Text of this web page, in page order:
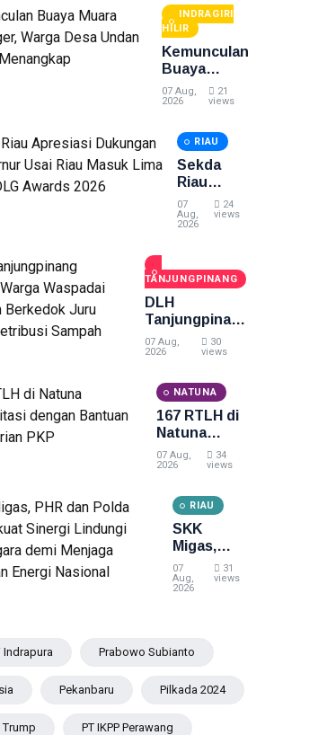
hingga
Tewas di
Pekanbaru
INDRAGIRI
HILIR
Kemunculan
Buaya
Muara Bikin
Geger,
Undan
Berhasil
Menangkap
07 Aug,
2026
21
views
RIAU
Sekda
Riau
Apresiasi
Dukungan
Usai Riau
Masuk
Besar
ADLG
Awards
07
Aug,
2026
24
views
TANJUNGPINANG
DLH
Tanjungpinang
Ingatkan
Warga
Penipuan
Berkedok Juru
Pungut
Retribusi
Sampah
07 Aug,
2026
30
views
NATUNA
167 RTLH di
Natuna
Direhabilitasi
dengan
Kementerian
PKP
07 Aug,
2026
34
views
RIAU
SKK
Migas,
PHR dan
Polda Riau
Aset
demi
07
Aug,
2026
31
views
Indrapura Prabowo Subianto
Pekanbaru Pilkada 2024
PT IKPP Perawang